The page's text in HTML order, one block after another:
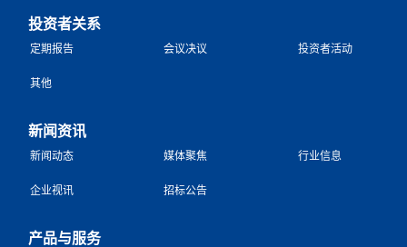
投资者关系
定期报告 会议决议 投资者活动
其他
新闻资讯
新闻动态 媒体聚焦 行业信息
企业视讯 招标公告
产品与服务